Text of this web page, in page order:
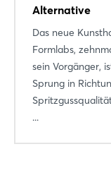
Alternative
Das neue
Formlabs,
sein Vorgänger,
Sprung in
...
Login